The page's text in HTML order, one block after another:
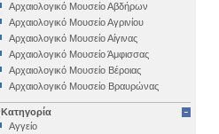
Αρχαιολογικό Μουσείο Αβδήρων
Αρχαιολογικό Μουσείο Αγρινίου
Αρχαιολογικό Μουσείο Αίγινας
Αρχαιολογικό Μουσείο Άμφισσας
Αρχαιολογικό Μουσείο Βέροιας
Αρχαιολογικό Μουσείο Βραυρώνας
Αρχαιολογικό Μουσείο Δελφών
Αρχαιολογικό Μουσείο Ηγουμενίτσας
Κατηγορία
Αγγείο